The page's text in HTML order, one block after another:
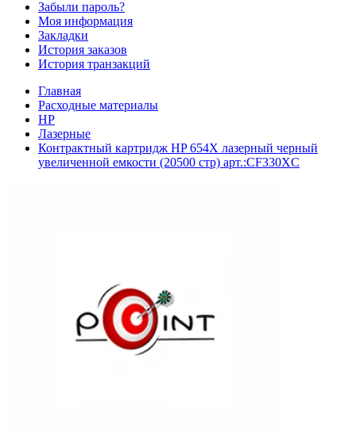
Забыли пароль?
Моя информация
Закладки
История заказов
История транзакций
Главная
Расходные материалы
HP
Лазерные
Контрактный картридж HP 654X лазерный черный
увеличенной емкости (20500 стр) арт.:CF330XC